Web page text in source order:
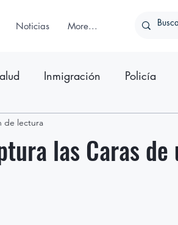
Noticias More...
Inmigración Policía
de Prensa
las Caras de
de lectura